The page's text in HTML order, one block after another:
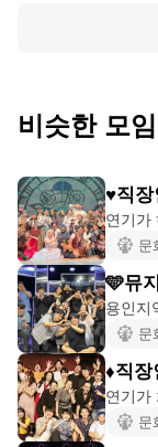
비슷한 모임
♥️직
연기가 하
을 사문
🩵뮤
용인지
✨다음
문
♦️직장
연기가
열정문